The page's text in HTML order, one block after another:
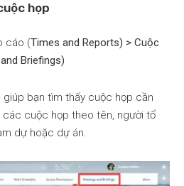
họp
cáo (Times and Reports) > Cuộc
Briefings)
bạn tìm thấy cuộc họp cần
cuộc họp theo tên, người tổ
dự hoặc dự án.